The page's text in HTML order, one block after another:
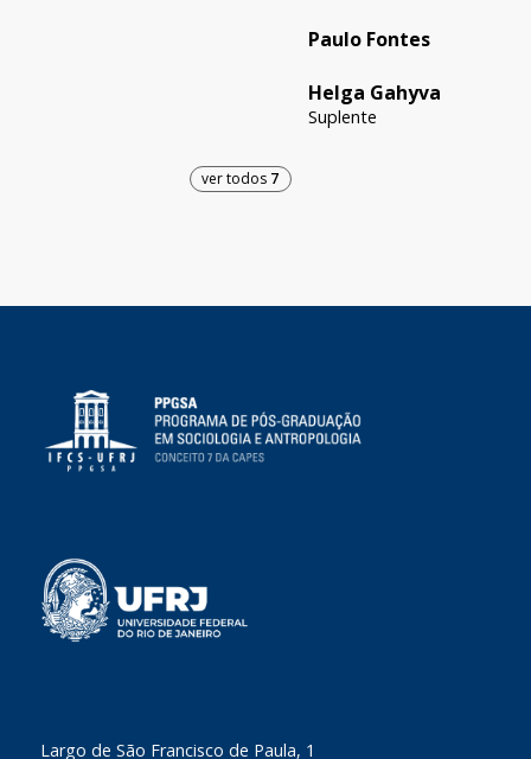
Paulo Fontes
Helga Gahyva
Suplente
ver todos 7
​Largo de São Francisco de Paula, 1